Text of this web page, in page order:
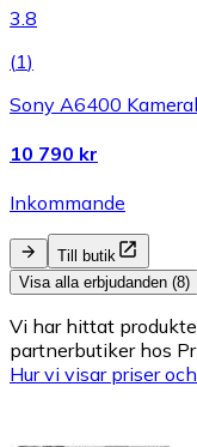
3.8
(1)
Sony A6400
10 790 kr
Inkommande
Till butik
Visa alla erbjudanden (8)
Vi har hittat
partnerbutiker hos
Hur vi visar priser